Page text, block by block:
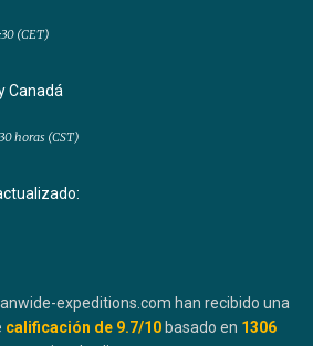
(CET)
Canadá
horas (CST)
expeditions.com han recibido una
calificación de 9.7/10 basado en 1306